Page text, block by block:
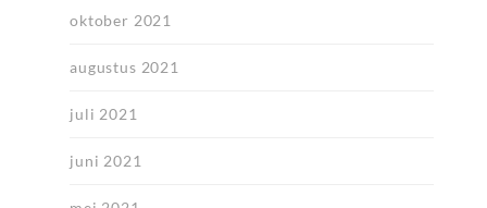
oktober 2021
augustus 2021
juli 2021
juni 2021